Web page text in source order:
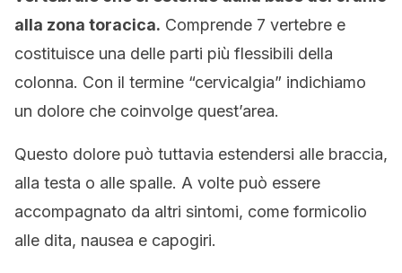
alla zona toracica. Comprende 7 vertebre e
costituisce una delle parti più flessibili della
colonna. Con il termine “cervicalgia” indichiamo
un dolore che coinvolge quest’area.
Questo dolore può tuttavia estendersi alle braccia,
alla testa o alle spalle. A volte può essere
accompagnato da altri sintomi, come formicolio
alle dita, nausea e capogiri.